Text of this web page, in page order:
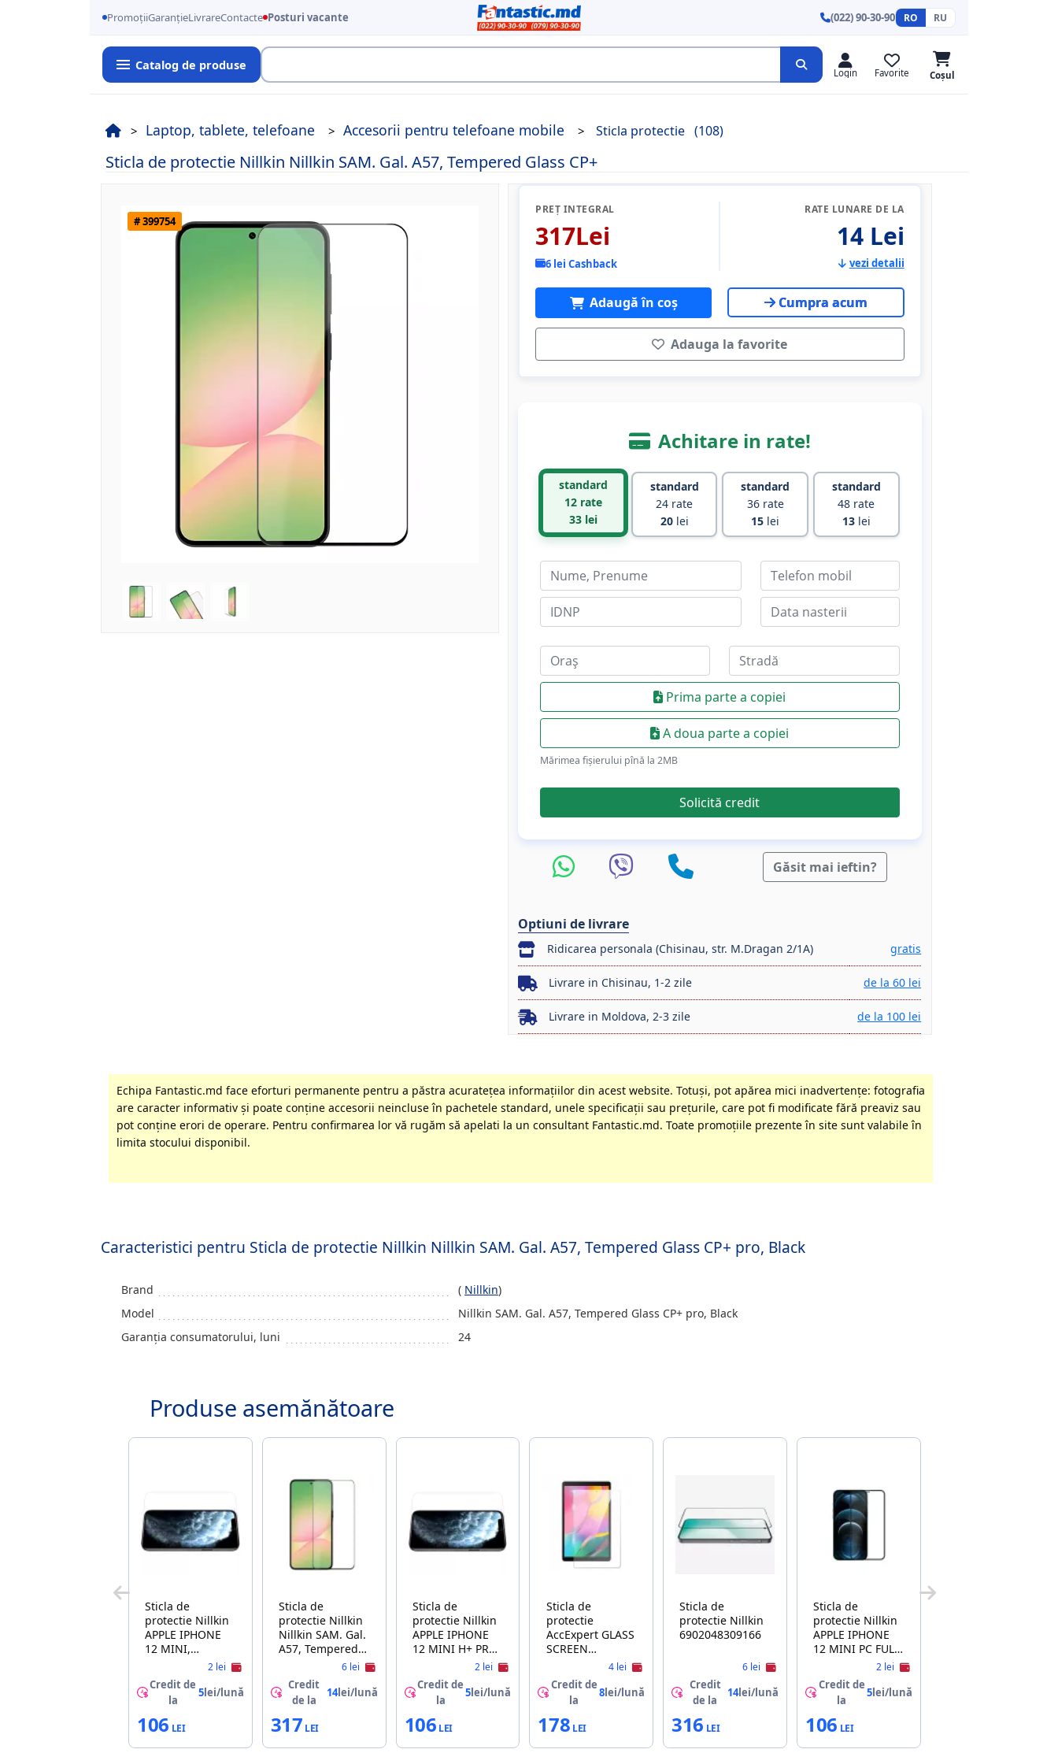
PromoțiiGaranțieLivrareContacte Posturi vacante (022) 90-30-90 RO RU
Catalog de produse
Login Favorite Coșul
Laptop, tablete, telefoane Accesorii pentru telefoane mobile Sticla protectie (108)
Sticla de protectie Nillkin Nillkin SAM. Gal. A57, Tempered Glass CP+
# 399754
PREȚ INTEGRAL
317Lei
6 lei Cashback
RATE LUNARE DE LA
14 Lei
vezi detalii
Adaugă în coș Cumpra acum
Adauga la favorite
Achitare in rate!
standard
12 rate
33lei
standard
24 rate
20lei
standard
36 rate
15 lei
standard
48 rate
13lei
Prima parte a copiei
A doua parte a copiei
Mărimea fișierului pînă la 2МB
Solicită credit
Găsit mai ieftin?
Optiuni de livrare
Ridicarea personala (Chisinau, str. M.Dragan 2/1A) gratis
Livrare in Chisinau, 1-2 zile de la 60 lei
Livrare in Moldova, 2-3 zile de la 100 lei
Echipa Fantastic.md face eforturi permanente pentru a păstra acurateţea informaţiilor din acest website. Totuși, pot apărea mici inadvertenţe: fotografia
are caracter informativ şi poate conţine accesorii neincluse în pachetele standard, unele specificaţii sau preţurile, care pot fi modificate fără preaviz sau
pot conţine erori de operare. Pentru confirmarea lor vă rugăm să apelati la un consultant Fantastic.md. Toate promoţiile prezente în site sunt valabile în
limita stocului disponibil.
Caracteristici pentru Sticla de protectie Nillkin Nillkin SAM. Gal. A57, Tempered Glass CP+ pro, Black
Brand ( Nillkin)
Model
Nillkin SAM. Gal. A57, Tempered Glass CP+ pro, Black
Garanția consumatorului, luni
24
Produse asemănătoare
Sticla de
protectie Nillkin
APPLE IPHONE
12 MINI,
GLASS H,
TRANSPARENT
2 lei
Credit de
la
5lei/lună
106
Sticla de
protectie Nillkin
Nillkin SAM. Gal.
A57, Tempered
Glass CP+ pro,
6 lei
Credit
de la
14lei/lună
317
Sticla de
protectie Nillkin
APPLE IPHONE
12 MINI H+ PRO,
GLASS,
TRANSPARENT
2 lei
Credit de
la
5lei/lună
106
Sticla de
protectie
AccExpert GLASS
SCREEN
SAMSUNG TAB
A10.1 2019
4 lei
Credit de
la
8lei/lună
178
Sticla de
protectie Nillkin
6902048309166
6 lei
Credit
de la
14lei/lună
316
Sticla de
protectie Nillkin
APPLE IPHONE
12 MINI PC FULL,
GLASS, BLACK
2 lei
Credit de
la
5lei/lună
106